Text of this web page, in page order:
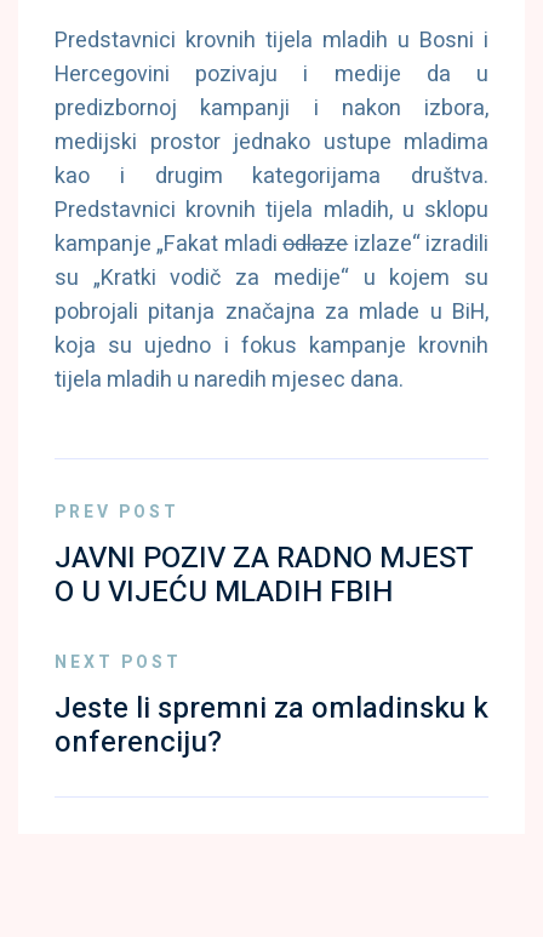
Predstavnici krovnih tijela mladih u Bosni i
Hercegovini pozivaju i medije da u
predizbornoj kampanji i nakon izbora,
medijski prostor jednako ustupe mladima
kao i drugim kategorijama društva.
Predstavnici krovnih tijela mladih, u sklopu
kampanje „Fakat mladiodlazeizlaze“ izradili
su „Kratki vodič za medije“ u kojem su
pobrojali pitanja značajna za mlade u BiH,
koja su ujedno i fokus kampanje krovnih
tijela mladih u naredih mjesec dana.
PREV POST
JAVNI POZIV ZA RADNO MJEST
O U VIJEĆU MLADIH FBIH
NEXT POST
Jeste li spremni za omladinsku k
onferenciju?